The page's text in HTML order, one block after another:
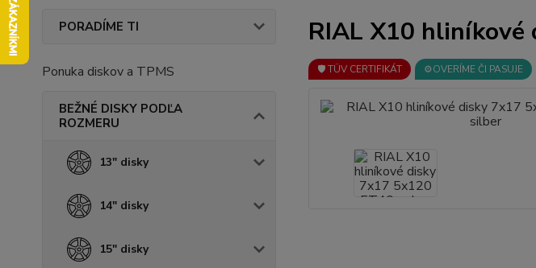
PORADÍME TI
Ponuka diskov a TPMS
BEŽNÉ DISKY PODĽA
ROZMERU
13" disky
14" disky
15" disky
RIAL X10
🛡️ TÜV CERTIFIKÁT ⚙️OVERÍME ČI PASUJE